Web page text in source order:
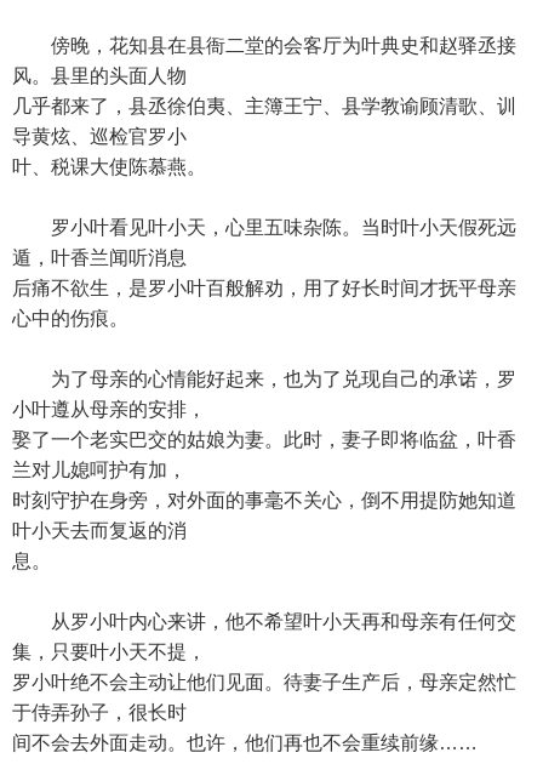
傍晚，花知县在县衙二堂的会客厅为叶典史和赵驿丞接
风。县里的头面人物
几乎都来了，县丞徐伯夷、主簿王宁、县学教谕顾清歌、训
导黄炫、巡检官罗小
叶、税课大使陈慕燕。
罗小叶看见叶小天，心里五味杂陈。当时叶小天假死远
遁，叶香兰闻听消息
后痛不欲生，是罗小叶百般解劝，用了好长时间才抚平母亲
心中的伤痕。
为了母亲的心情能好起来，也为了兑现自己的承诺，罗
小叶遵从母亲的安排，
娶了一个老实巴交的姑娘为妻。此时，妻子即将临盆，叶香
兰对儿媳呵护有加，
时刻守护在身旁，对外面的事毫不关心，倒不用提防她知道
叶小天去而复返的消
息。
从罗小叶内心来讲，他不希望叶小天再和母亲有任何交
集，只要叶小天不提，
罗小叶绝不会主动让他们见面。待妻子生产后，母亲定然忙
于侍弄孙子，很长时
间不会去外面走动。也许，他们再也不会重续前缘……